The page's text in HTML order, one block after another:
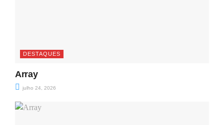
DESTAQUES
Array
julho 24, 2026